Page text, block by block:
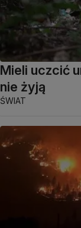
Mieli uczcić
nie żyją
ŚWIAT